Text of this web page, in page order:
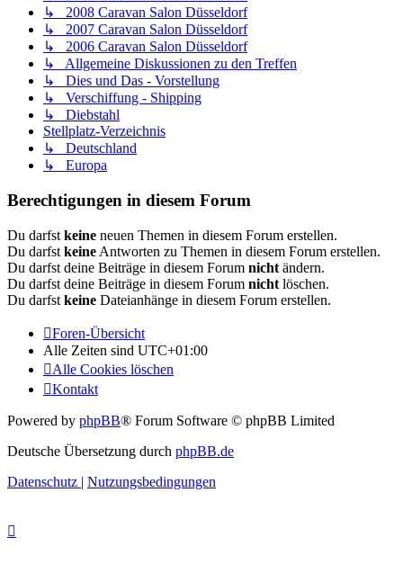
↳ 2008 Caravan Salon Düsseldorf
↳ 2007 Caravan Salon Düsseldorf
↳ 2006 Caravan Salon Düsseldorf
↳ Allgemeine Diskussionen zu den Treffen
↳ Dies und Das - Vorstellung
↳ Verschiffung - Shipping
↳ Diebstahl
Stellplatz-Verzeichnis
↳ Deutschland
↳ Europa
Berechtigungen in diesem Forum
Du darfst keine neuen Themen in diesem Forum erstellen.
Du darfst keine Antworten zu Themen in diesem Forum erstellen.
Du darfst deine Beiträge in diesem Forum nicht ändern.
Du darfst deine Beiträge in diesem Forum nicht löschen.
Du darfst keine Dateianhänge in diesem Forum erstellen.
Foren-Übersicht
Alle Zeiten sind UTC+01:00
Alle Cookies löschen
Kontakt
Powered by phpBB® Forum Software © phpBB Limited
Deutsche Übersetzung durch phpBB.de
Datenschutz | Nutzungsbedingungen